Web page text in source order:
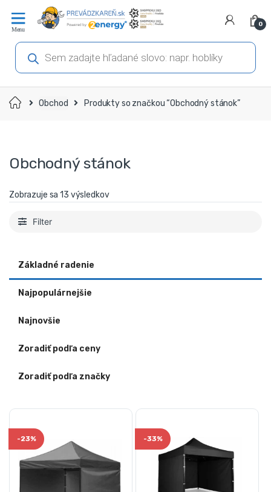
navigáciu
obsah
0
Products
search
Domov Obchod Produkty so značkou “Obchodný stánok”
Obchodný stánok
Zobrazuje sa 13 výsledkov
Filter
Základné radenie
Najpopulárnejšie
Najnovšie
Zoradiť podľa ceny
Zoradiť podľa značky
-23% -33%